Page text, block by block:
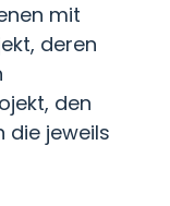
mit
deren
den
die jeweils